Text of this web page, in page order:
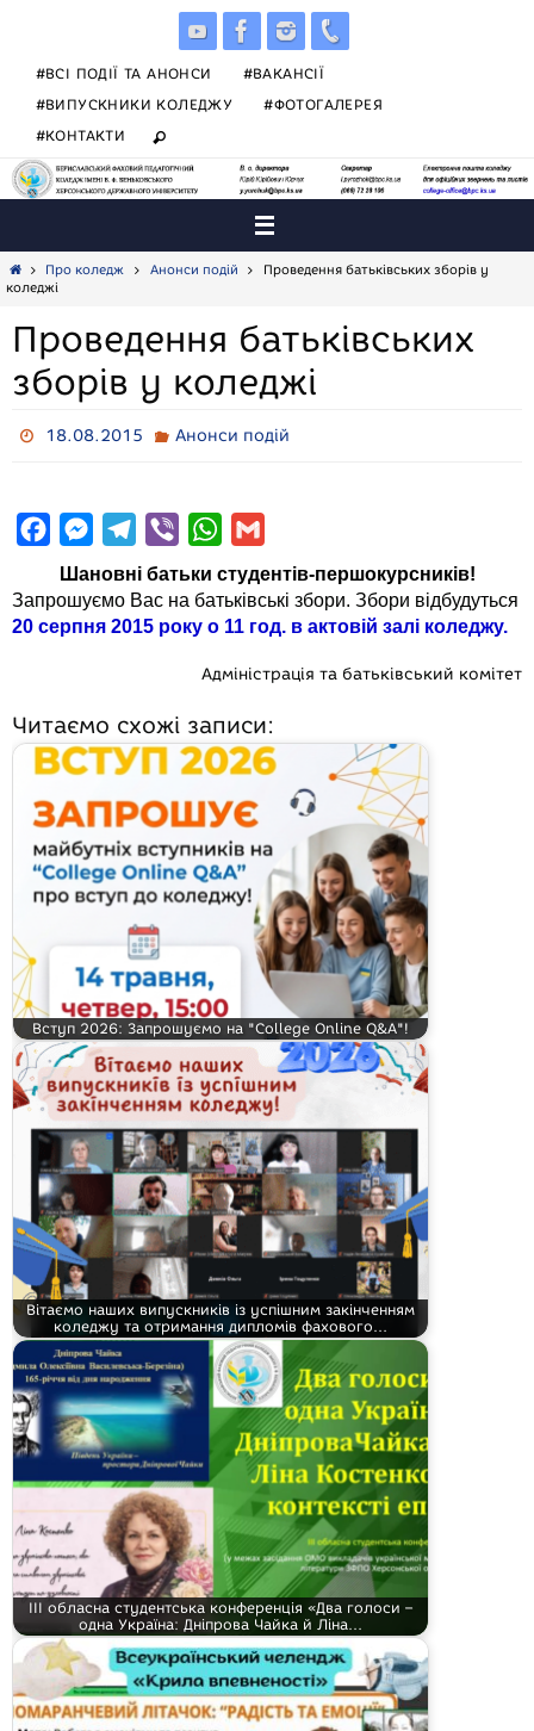
#ВСІ ПОДІЇ ТА АНОНСИ
#ВАКАНСІЇ
#ВИПУСКНИКИ КОЛЕДЖУ
#ФОТОГАЛЕРЕЯ
#КОНТАКТИ
HomeПро коледж Анонси подій
Проведення батьківських зборів у
коледжі
Проведення батьківських
зборів у коледжі
18.08.2015 Анонси подій
c
e
o
k
M
s
s
g
e
r
e
l
e
a
m
b
e
W
a
t
p
p
a
i
Шановні батьки студентів-першокурсників!
Запрошуємо Вас на батьківські збори. Збори відбудуться
20 серпня 2015 року о 11 год. в актовій залі коледжу.
Адміністрація та батьківський комітет
Читаємо схожі записи:
Вступ 2026: Запрошуємо на "College Online Q&A"!
Вітаємо наших випускників із успішним закінченням
коледжу та отримання дипломів фахового…
ІІІ обласна студентська конференція «Два голоси –
одна Україна: Дніпрова Чайка й Ліна…